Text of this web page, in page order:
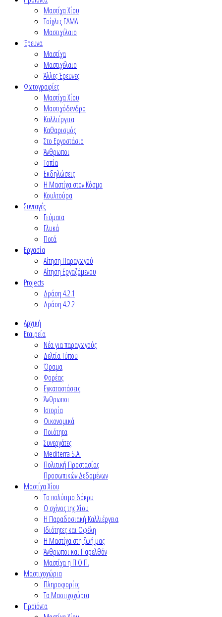
Μαστίχα Χίου
Τσίχλες ΕΛΜΑ
Μαστιχέλαιο
Έρευνα
Μαστίχα
Μαστιχέλαιο
Άλλες Έρευνες
Φωτογραφίες
Μαστίχα Χίου
Μαστιχόδενδρο
Καλλιέργεια
Καθαρισμός
Στο Εργοστάσιο
Άνθρωποι
Τοπία
Εκδηλώσεις
Η Μαστίχα στον Κόσμο
Κουλτούρα
Συνταγές
Γεύματα
Γλυκά
Ποτά
Εργασία
Αίτηση Παραγωγού
Αίτηση Εργαζόμενου
Projects
Δράση 4.2.1
Δράση 4.2.2
Αρχική
Εταιρεία
Νέα για παραγωγούς
Δελτία Τύπου
Όραμα
Φορέας
Εγκαταστάσεις
Άνθρωποι
Ιστορία
Οικονομικά
Ποιότητα
Συνεργάτες
Mediterra S.A.
Πολιτική Προστασίας
Προσωπικών Δεδομένων
Μαστίχα Χίου
Το πολύτιμο δάκρυ
Ο σχίνος της Χίου
Η Παραδοσιακή Καλλιέργεια
Ιδιότητες και Οφέλη
Η Μαστίχα στη ζωή μας
Άνθρωποι και Παρελθόν
Μαστίχα η Π.Ο.Π.
Μαστιχοχώρια
Πληροφορίες
Τα Μαστιχοχώρια
Προϊόντα